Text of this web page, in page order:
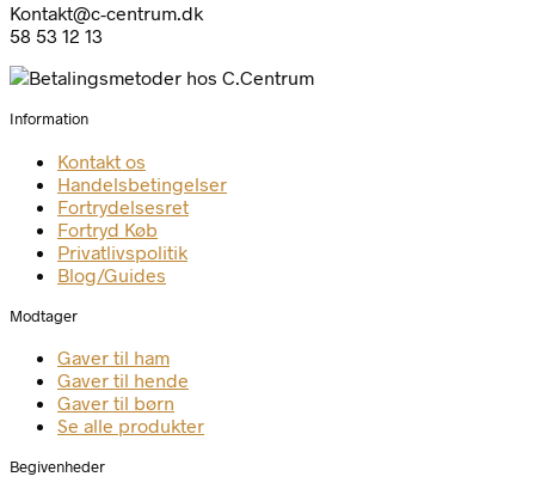
Kontakt@c-centrum.dk
58 53 12 13
Information
Kontakt os
Handelsbetingelser
Fortrydelsesret
Fortryd Køb
Privatlivspolitik
Blog/Guides
Modtager
Gaver til ham
Gaver til hende
Gaver til børn
Se alle produkter
Begivenheder